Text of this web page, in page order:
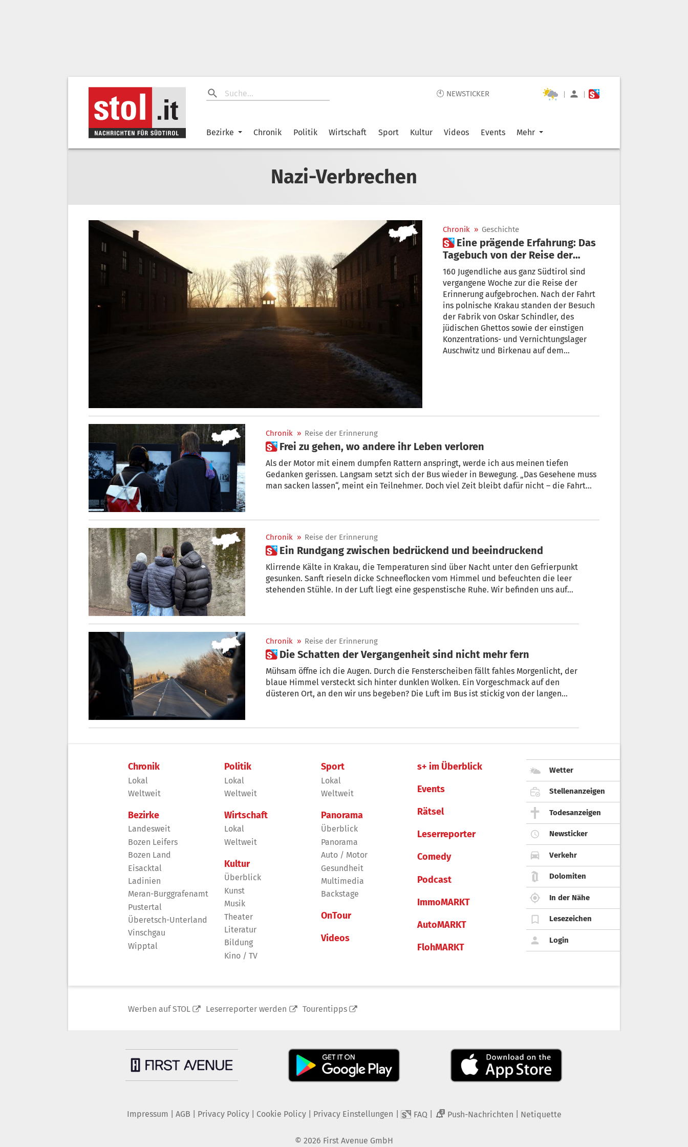
🕙 NEWSTICKER | |
Bezirke Chronik Politik Wirtschaft Sport Kultur Videos Events Mehr
Nazi-Verbrechen
Chronik » Geschichte
 Eine prägende Erfahrung: Das
Tagebuch von der Reise der
Erinnerung
160 Jugendliche aus ganz Südtirol sind
vergangene Woche zur die Reise der
Erinnerung aufgebrochen. Nach der Fahrt
ins polnische Krakau standen der Besuch
der Fabrik von Oskar Schindler, des
jüdischen Ghettos sowie der einstigen
Konzentrations- und Vernichtungslager
Auschwitz und Birkenau auf dem
Chronik » Reise der Erinnerung
 Frei zu gehen, wo andere ihr Leben verloren
Als der Motor mit einem dumpfen Rattern anspringt, werde ich aus meinen tiefen
Gedanken gerissen. Langsam setzt sich der Bus wieder in Bewegung. „Das Gesehene muss
man sacken lassen“, meint ein Teilnehmer. Doch viel Zeit bleibt dafür nicht – die Fahrt
Chronik » Reise der Erinnerung
 Ein Rundgang zwischen bedrückend und beeindruckend
Klirrende Kälte in Krakau, die Temperaturen sind über Nacht unter den Gefrierpunkt
gesunken. Sanft rieseln dicke Schneeflocken vom Himmel und befeuchten die leer
stehenden Stühle. In der Luft liegt eine gespenstische Ruhe. Wir befinden uns auf
beginnen.
Chronik » Reise der Erinnerung
 Die Schatten der Vergangenheit sind nicht mehr fern
Mühsam öffne ich die Augen. Durch die Fensterscheiben fällt fahles Morgenlicht, der
blaue Himmel versteckt sich hinter dunklen Wolken. Ein Vorgeschmack auf den
düsteren Ort, an den wir uns begeben? Die Luft im Bus ist stickig von der langen
begleiten wird...
Chronik
Lokal
Weltweit
Bezirke
Landesweit
Bozen Leifers
Bozen Land
Eisacktal
Ladinien
Meran-Burggrafenamt
Pustertal
Überetsch-Unterland
Vinschgau
Wipptal
Politik
Lokal
Weltweit
Wirtschaft
Lokal
Weltweit
Kultur
Überblick
Kunst
Musik
Theater
Literatur
Bildung
Kino / TV
Sport
Lokal
Weltweit
Panorama
Überblick
Panorama
Auto / Motor
Gesundheit
Multimedia
Backstage
OnTour
Videos
s+ im Überblick
Events
Rätsel
Leserreporter
Comedy
Podcast
ImmoMARKT
AutoMARKT
FlohMARKT
Wetter
Stellenanzeigen
Todesanzeigen
Newsticker
Verkehr
Dolomiten
In der Nähe
Lesezeichen
Login
Werben auf STOL Leserreporter werden Tourentipps
Impressum AGB Privacy Policy| Cookie Policy| Privacy Einstellungen FAQ 2 Push-Nachrichten Netiquette
© 2026 First Avenue GmbH